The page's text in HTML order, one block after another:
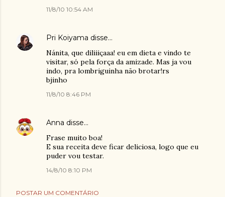
11/8/10 10:54 AM
Pri Koiyama disse…
Nánita, que diliiiçaaa! eu em dieta e vindo te
visitar, só pela força da amizade. Mas ja vou
indo, pra lombriguinha não brotar!rs
bjinho
11/8/10 8:46 PM
Anna disse…
Frase muito boa!
E sua receita deve ficar deliciosa, logo que eu
puder vou testar.
14/8/10 8:10 PM
POSTAR UM COMENTÁRIO